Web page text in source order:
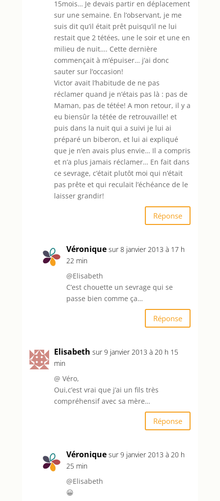
15mois… Je devais partir en déplacement
sur une semaine. En l’observant, je me
suis dit qu’il était prêt puisqu’il ne lui
restait que 2 tétées, une le soir et une en
milieu de nuit…. Cette dernière
commençait à m’épuiser… j’ai donc
sauter sur l’occasion!
Victor avait l’habitude de ne pas
réclamer quand je n’étais pas là : pas de
Maman, pas de tétée! A mon retour, il y a
eu biensûr la tétée de retrouvaille! et
puis dans la nuit qui a suivi je lui ai
préparé un biberon, et lui ai expliqué
que je n’en avais plus envie… Il a compris
et n’a plus jamais réclamer… En fait dans
ce sevrage, c’était plutôt moi qui n’était
pas prête et qui reculait l’échéance de le
laisser grandir!
Réponse
Véronique sur 8 janvier 2013 à 17 h
22 min
@Elisabeth
C’est chouette un sevrage qui se
passe bien comme ça…
Réponse
Elisabeth sur 9 janvier 2013 à 20 h 15
min
@ Véro,
Oui,c’est vrai que j’ai un fils très
compréhensif avec sa mère…
Réponse
Véronique sur 9 janvier 2013 à 20 h
25 min
@Elisabeth
😀